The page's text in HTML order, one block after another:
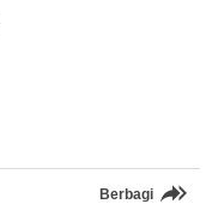
Berbagi